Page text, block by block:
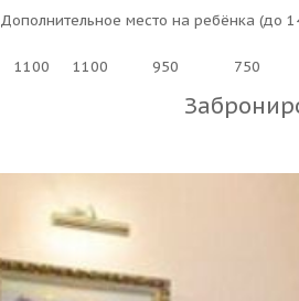
Дополнительное место на ребёнка (до
1100 1100 950 750